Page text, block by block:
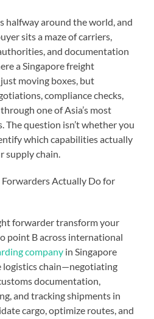
halfway around the world, and
sits a maze of carriers,
and documentation
a Singapore freight
moving boxes, but
compliance checks,
one of Asia’s most
The question isn’t whether you
which capabilities actually
supply chain.
Actually Do for
forwarder transform your
point B across international
company in Singapore
logistics chain—negotiating
documentation,
and tracking shipments in
cargo, optimize routes, and